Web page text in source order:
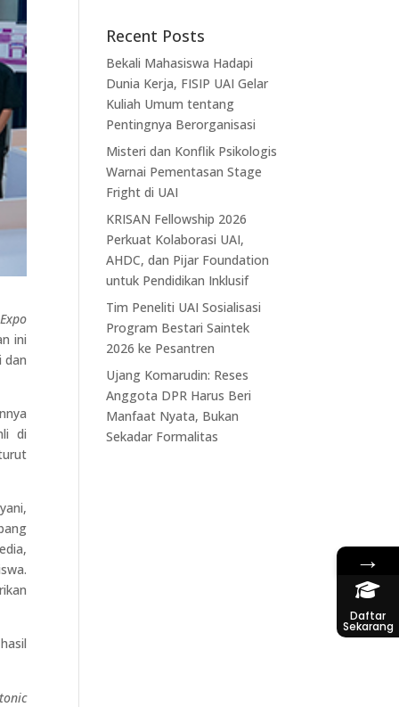
ini
dan
di
Recent Posts
Bekali Mahasiswa Hadapi
Dunia Kerja, FISIP UAI Gelar
Kuliah Umum tentang
Pentingnya Berorganisasi
Misteri dan Konflik Psikologis
Warnai Pementasan Stage
Fright di UAI
KRISAN Fellowship 2026
Perkuat Kolaborasi UAI,
AHDC, dan Pijar Foundation
untuk Pendidikan Inklusif
Tim Peneliti UAI Sosialisasi
Program Bestari Saintek
2026 ke Pesantren
Ujang Komarudin: Reses
Anggota DPR Harus Beri
Manfaat Nyata, Bukan
Sekadar Formalitas
→
Daftar
Sekarang